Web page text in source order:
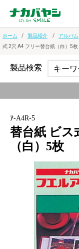
ホーム 製品紹介 アルバム
式 2穴 A4 フリー替台紙（白）5枚
ｱ-A4R-5
替台紙 ビス
（白）5枚
製品検索